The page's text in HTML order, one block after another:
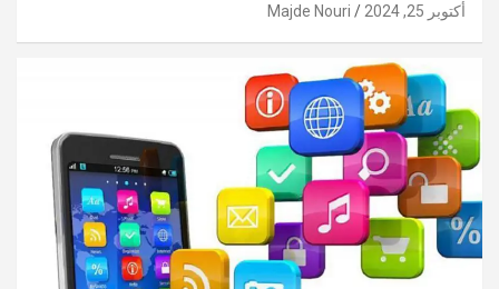
أكتوبر 25, 2024 Majde Nouri